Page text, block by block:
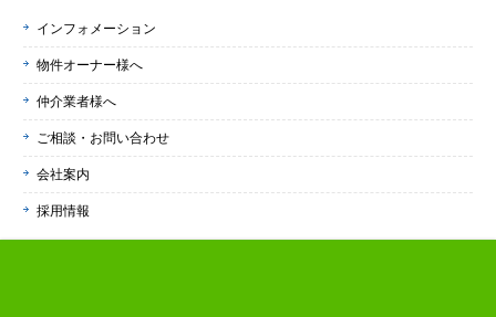
インフォメーション
物件オーナー様へ
仲介業者様へ
ご相談・お問い合わせ
会社案内
採用情報